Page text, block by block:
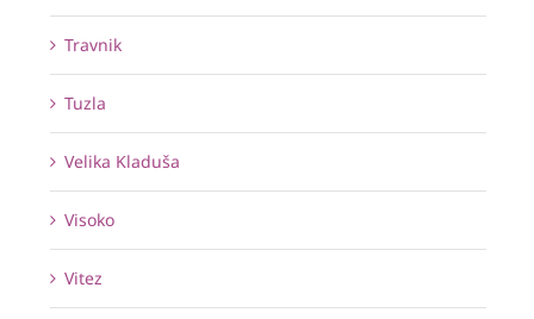
Travnik
Tuzla
Velika Kladuša
Visoko
Vitez